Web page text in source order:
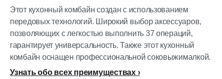
Этот кухонный комбайн создан с использованием
передовых технологий. Широкий выбор аксессуаров,
позволяющих с легкостью выполнить 37 операций,
гарантирует универсальность. Также этот кухонный
комбайн оснащен профессиональной соковыжималкой.
Узнать обо всех преимуществах